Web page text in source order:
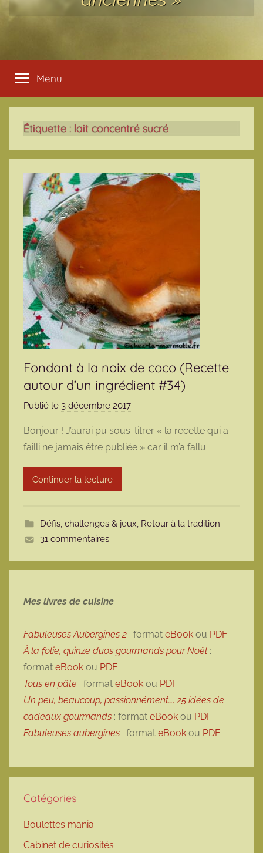
Menu
Étiquette : lait concentré sucré
Fondant à la noix de coco (Recette
autour d’un ingrédient #34)
Publié le 3 décembre 2017
m
t
e
Bonjour ! J’aurai pu sous-titrer « la recette qui a
failli ne jamais être publiée » car il m’a fallu
Continuer la lecture
Défis, challenges & jeux, Retour à la tradition
31 commentaires
Mes livres de cuisine
Fabuleuses Aubergines 2 : format eBook ou PDF
À la folie, quinze duos gourmands pour Noël :
format eBook ou PDF
Tous en pâte : format eBook ou PDF
Un peu, beaucoup, passionnément…, 25 idées de
cadeaux gourmands : format eBook ou PDF
Fabuleuses aubergines : format eBook ou PDF
Catégories
Boulettes mania
Cabinet de curiosités